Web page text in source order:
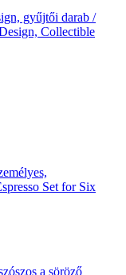
gyűjtői darab /
Collectible
Set for Six